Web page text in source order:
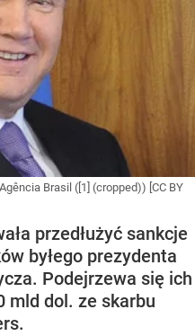
Brasil ([1] (cropped)) [CC BY
przedłużyć sankcje
byłego prezydenta
Podejrzewa się ich
mld dol. ze skarbu